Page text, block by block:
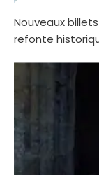
Nouveaux
refonte